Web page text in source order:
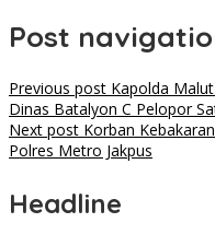
Post
Previous post Kapolda
Dinas Batalyon C Pelopor
Next post Korban
Polres Metro Jakpus
Headline